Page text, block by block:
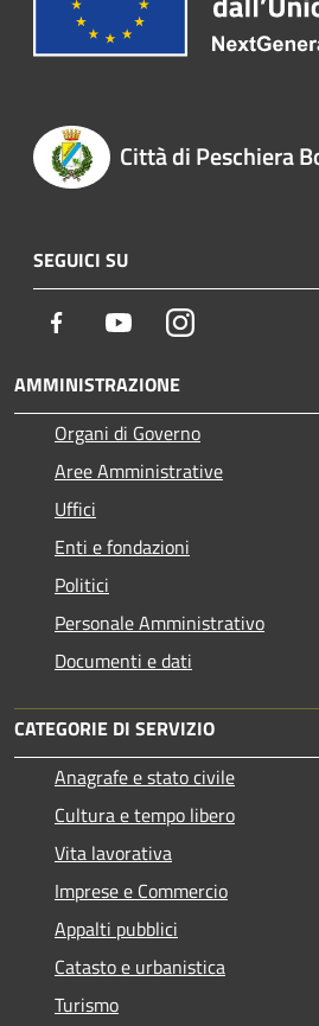
Città di Peschiera
SEGUICI SU
Facebook YoutubeInstagram
AMMINISTRAZIONE
Organi di Governo
Aree Amministrative
Uffici
Enti e fondazioni
Politici
Personale Amministrativo
Documenti e dati
CATEGORIE DI SERVIZIO
Anagrafe e stato civile
Cultura e tempo libero
Vita lavorativa
Imprese e Commercio
Appalti pubblici
Catasto e urbanistica
Turismo